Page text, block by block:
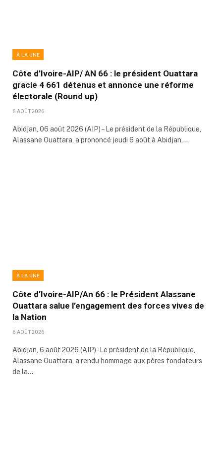
À LA UNE
Côte d’Ivoire-AIP/ AN 66 : le président Ouattara
gracie 4 661 détenus et annonce une réforme
électorale (Round up)
6 AOÛT 2026
Abidjan, 06 août 2026 (AIP) – Le président de la République,
Alassane Ouattara, a prononcé jeudi 6 août à Abidjan,…
À LA UNE
Côte d’Ivoire-AIP/An 66 : le Président Alassane
Ouattara salue l’engagement des forces vives de
la Nation
6 AOÛT 2026
Abidjan, 6 août 2026 (AIP)- Le président de la République,
Alassane Ouattara, a rendu hommage aux pères fondateurs
de la…